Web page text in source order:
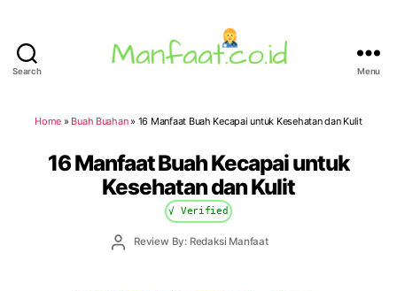
Search Menu
Home » Buah Buahan» 16 Manfaat Buah Kecapai untuk Kesehatan dan Kulit
16 Manfaat Buah Kecapai untuk
Kesehatan dan Kulit
√ Verified
PostReview By: Redaksi Manfaat